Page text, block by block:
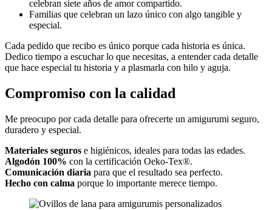
celebran siete años de amor compartido.
Familias que celebran un lazo único con algo tangible y
especial.
Cada pedido que recibo es único porque cada historia es única.
Dedico tiempo a escuchar lo que necesitas, a entender cada detalle
que hace especial tu historia y a plasmarla con hilo y aguja.
Compromiso con la calidad
Me preocupo por cada detalle para ofrecerte un amigurumi seguro,
duradero y especial.
Materiales seguros e higiénicos, ideales para todas las edades.
Algodón 100% con la certificación Oeko-Tex®.
Comunicación diaria para que el resultado sea perfecto.
Hecho con calma porque lo importante merece tiempo.